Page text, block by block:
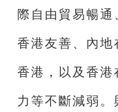
際自由貿易暢
香港友善、內地
香港，以及香港
力等不斷減弱。